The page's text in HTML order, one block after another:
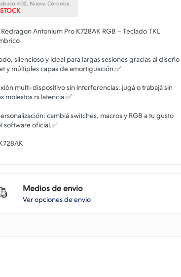
402, Nueva Córdoba.
Antonium Pro K728AK RGB – Teclado TKL
silencioso y ideal para largas sesiones gracias al diseño
y múltiples capas de amortiguación.✅
multi-dispositivo sin interferencias: jugá o trabajá sin
molestos ni latencia.✅
cambiá switches, macros y RGB a tu gusto
Medios de envio
Ver opciones de envio